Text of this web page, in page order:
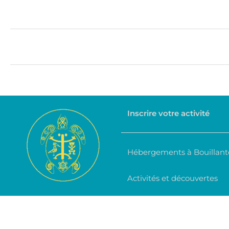
Inscrire votre activité
Hébergements à
Activités et découvertes